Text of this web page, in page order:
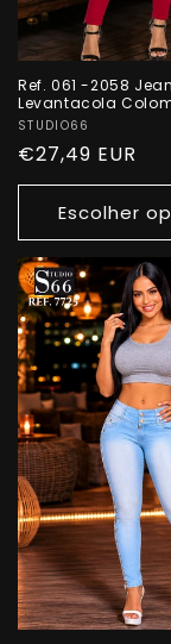
Ref. 061 -2058 Jean
Levantacola
Fornecedor:
STUDIO66
Preço
normal
€27,49 EUR
Escolher